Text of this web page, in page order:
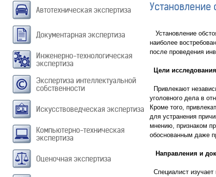
Автотехническая экспертиза
Документарная экспертиза
Инженерно-технологическая
экспертиза
Экспертиза интеллектуальной
собственности
Искусствоведческая экспертиза
Компьютерно-техническая
экспертиза
Оценочная экспертиза
Установление
наиболее
после проведения
Цели исследования
Привлекают
уголовного дела в
Кроме того,
для устранения
мнению, признаком
обоснованным даже
Направления и
Специалист